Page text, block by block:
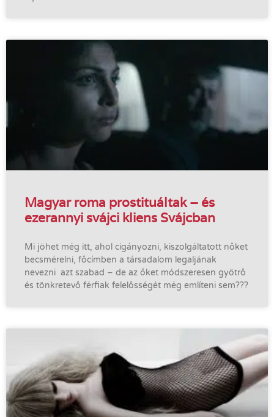
Magyar roma prostituáltak – és
ezerannyi svájci kliens Svájcban
Mi jöhet még itt, ahol cigányozni, kiszolgáltatott nőket
becsmérelni, főcímben a társadalom legaljának
nevezni azt szabad – de az őket módszeresen gyötrő
és tönkretevő férfiak felelősségét még említeni sem???